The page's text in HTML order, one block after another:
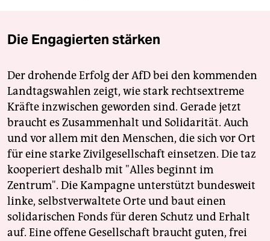
Die Engagierten stärken
Der drohende Erfolg der AfD bei den kommenden
Landtagswahlen zeigt, wie stark rechtsextreme
Kräfte inzwischen geworden sind. Gerade jetzt
braucht es Zusammenhalt und Solidarität. Auch
und vor allem mit den Menschen, die sich vor Ort
für eine starke Zivilgesellschaft einsetzen. Die taz
kooperiert deshalb mit "Alles beginnt im
Zentrum". Die Kampagne unterstützt bundesweit
linke, selbstverwaltete Orte und baut einen
solidarischen Fonds für deren Schutz und Erhalt
auf. Eine offene Gesellschaft braucht guten, frei